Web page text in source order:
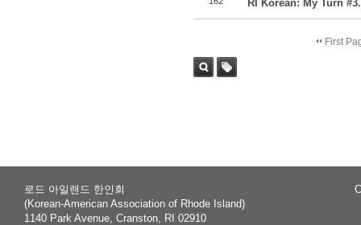
RI Korean: My Turn
First
로드 아일랜드 한인회
(Korean-American Association of Rhode Island)
1140 Park Avenue, Cranston, RI 02910